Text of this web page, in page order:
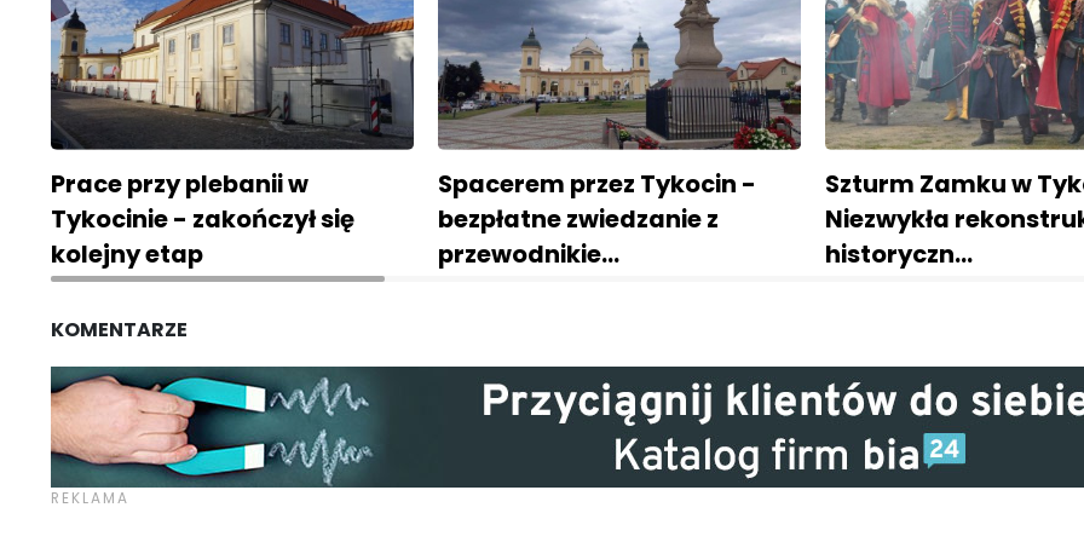
Prace przy plebanii w
Tykocinie - zakończył się
kolejny etap
Spacerem przez Tykocin -
bezpłatne zwiedzanie z
przewodnikie…
Szturm Zamku w
Niezwykła
historyczn…
KOMENTARZE